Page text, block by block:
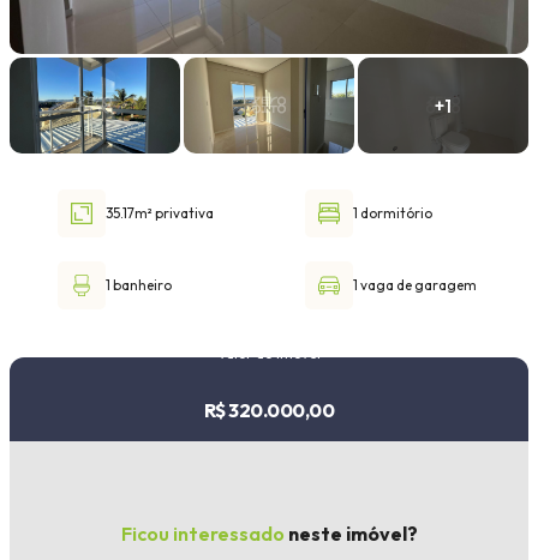
Faixa de valor
30.000,00 1.000.000,00 ou +
35.17m² privativa 1 dormitório
1 banheiro 1 vaga de garagem
R$ 320.000,00
Ficou interessado neste imóvel?